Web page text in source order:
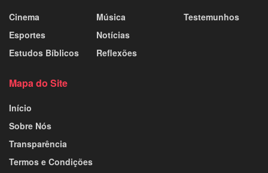
Cinema
Esportes
Estudos Bíblicos
Música
Notícias
Reflexões
Testemunhos
Mapa do Site
Início
Sobre Nós
Transparência
Termos e Condições